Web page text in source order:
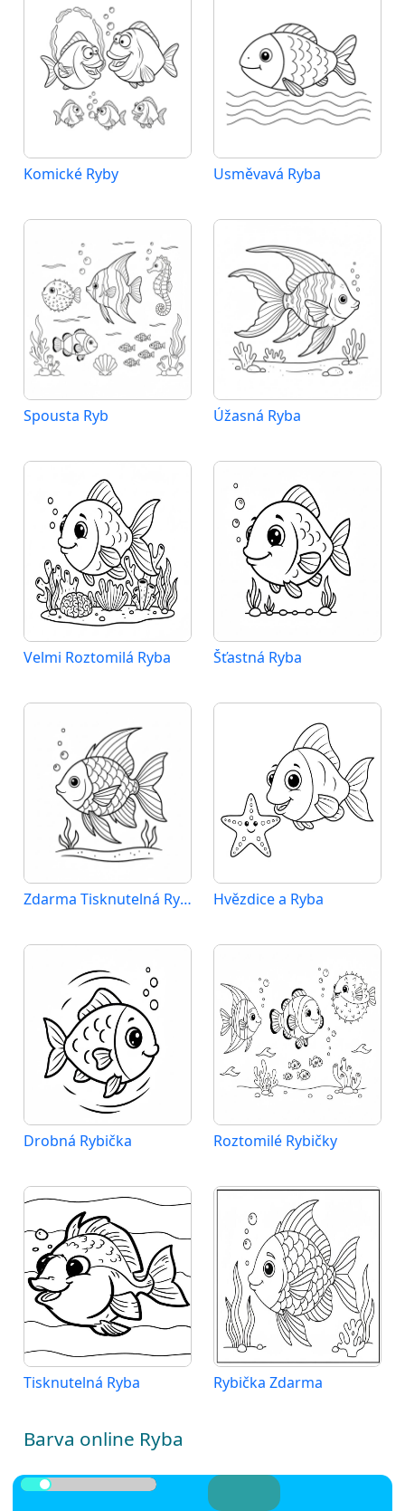
Komické Ryby Usměvavá Ryba
Spousta Ryb Úžasná Ryba
Velmi Roztomilá Ryba Šťastná Ryba
Zdarma Tisknutelná Ryba Hvězdice a Ryba
Drobná Rybička Roztomilé Rybičky
Tisknutelná Ryba Rybička Zdarma
Barva online Ryba